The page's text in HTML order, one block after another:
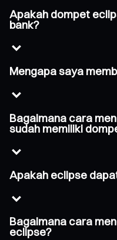
Apakah dompet
bank?
Mengapa saya
Bagaimana cara
sudah memiliki
Apakah eclipse
Bagaimana cara
eclipse?